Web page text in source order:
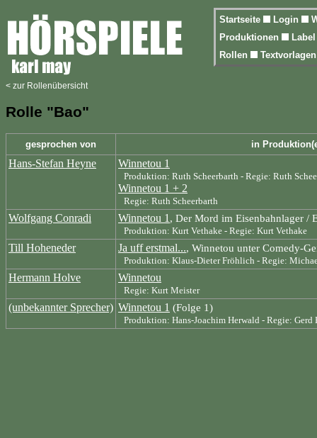
Startseite Login
Produktionen
Rollen
< zur Rollenübersicht
Rolle "Bao"
gesprochen von in
Hans-Stefan Heyne Winnetou 1
Produktion: Ruth Scheerbarth - Regie: Ruth
Winnetou 1 + 2
Regie: Ruth Scheerbarth
Wolfgang Conradi Winnetou 1, Der Mord im Eisenbahnlager /
Produktion: Kurt Vethake - Regie: Kurt Vethake
Till Hoheneder Ja uff erstmal..., Winnetou unter Comedy-
Produktion: Klaus-Dieter Fröhlich - Regie:
Hermann Holve Winnetou
Regie: Kurt Meister
(unbekannter Sprecher) Winnetou 1 (Folge 1)
Produktion: Hans-Joachim Herwald - Regie: